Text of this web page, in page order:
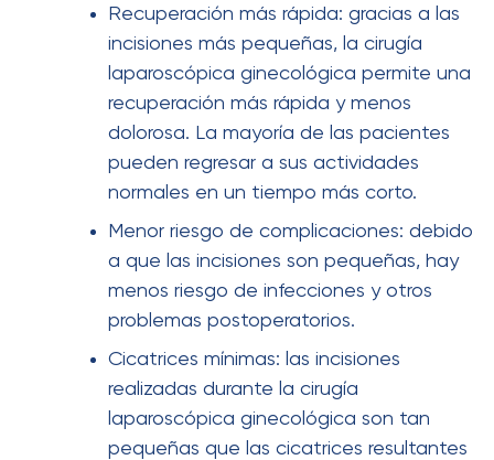
Recuperación más rápida: gracias a las
incisiones más pequeñas, la cirugía
laparoscópica ginecológica permite una
recuperación más rápida y menos
dolorosa. La mayoría de las pacientes
pueden regresar a sus actividades
normales en un tiempo más corto.
Menor riesgo de complicaciones: debido
a que las incisiones son pequeñas, hay
menos riesgo de infecciones y otros
problemas postoperatorios.
Cicatrices mínimas: las incisiones
realizadas durante la cirugía
laparoscópica ginecológica son tan
pequeñas que las cicatrices resultantes